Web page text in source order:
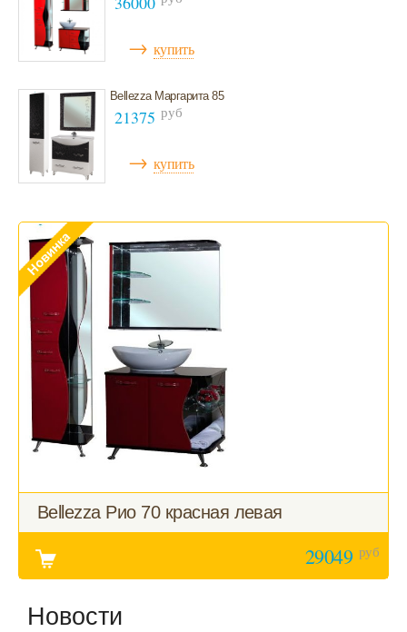
Мебель для ванной 100 см и больше
→ купить
Bellezza Маргарита 85
21375 руб
→ купить
Bellezza Рио 70 красная левая
29049 руб
Новости